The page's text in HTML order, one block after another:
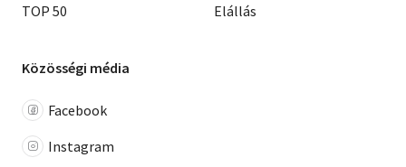
TOP 50
Elállás
Közösségi média
Facebook
Instagram